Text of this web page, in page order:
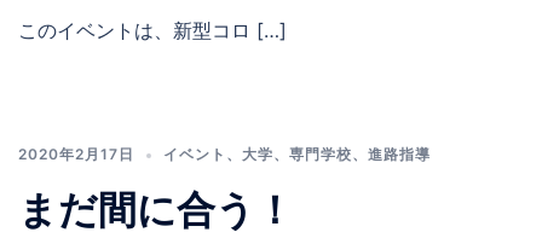
このイベントは、新型コロ […]
2020年2月17日 イベント 、 大学、 専門学校、 進路指導
まだ間に合う！